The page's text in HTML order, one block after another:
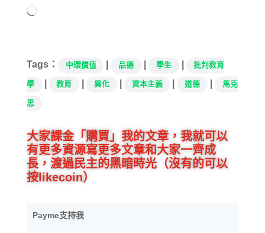
正
Tags： 中環價值 品德 學生 批判教育
學 教育 異化 資本主義 道德 馬克
思
大家課金「購買」我的文章，我就可以
有更多資源寫更多文章和大家一齊成
長，渡過民主的黑暗時光（沒有的可以
按likecoin）
Payme支持我